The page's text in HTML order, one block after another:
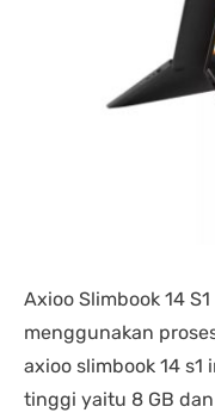
Axioo Slimbook 14
menggunakan
axioo slimbook 14
tinggi yaitu 8 GB